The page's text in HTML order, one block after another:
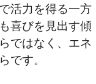
活力を得る一方
喜びを見出す傾
ではなく、エネ
です。